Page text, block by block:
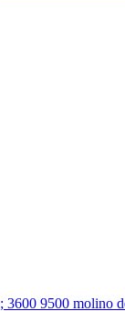
3600 9500 molino